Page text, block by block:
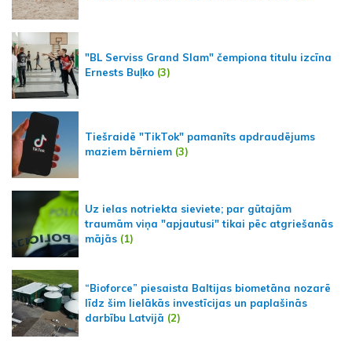
"BL Serviss Grand Slam" čempiona titulu izcīna
Ernests Buļko (3)
Tiešraidē "TikTok" pamanīts apdraudējums
maziem bērniem (3)
Uz ielas notriekta sieviete; par gūtajām
traumām viņa "apjautusi" tikai pēc atgriešanās
mājās (1)
“Bioforce” piesaista Baltijas biometāna nozarē
līdz šim lielākās investīcijas un paplašinās
darbību Latvijā (2)